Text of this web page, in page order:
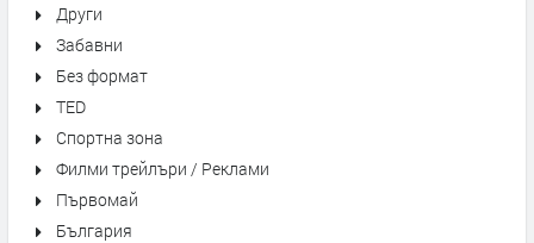
Други
Забавни
Без формат
TED
Спортна зона
Филми трейлъри / Реклами
Първомай
България